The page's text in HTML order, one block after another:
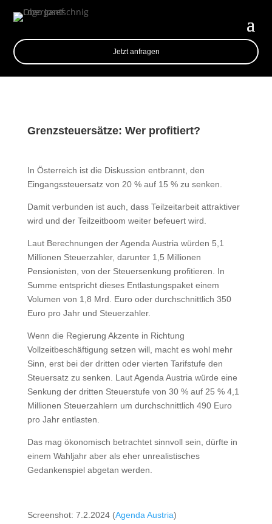
Jetzt anfragen
Grenzsteuersätze: Wer profitiert?
In Österreich ist die Diskussion entbrannt, den
Eingangssteuersatz von 20 % auf 15 % zu senken.
Damit verbunden ist auch, dass Teilzeitarbeit attraktiver
wird und der Teilzeitboom weiter befeuert wird.
Laut Berechnungen der Agenda Austria würden 5,1
Millionen Steuerzahler, darunter 1,5 Millionen
Pensionisten, von der Steuersenkung profitieren. In
Summe entspricht dieses Entlastungspaket einem
Volumen von 1,8 Mrd. Euro oder durchschnittlich 350
Euro pro Jahr und Steuerzahler.
Wenn die Regierung Akzente in Richtung
Vollzeitbeschäftigung setzen will, macht es wohl mehr
Sinn, erst bei der dritten oder vierten Tarifstufe den
Steuersatz zu senken. Laut Agenda Austria würde eine
Senkung der dritten Steuerstufe von 30 % auf 25 % 4,1
Millionen Steuerzahlern um durchschnittlich 490 Euro
pro Jahr entlasten.
Das mag ökonomisch betrachtet sinnvoll sein, dürfte in
einem Wahljahr aber als eher unrealistisches
Gedankenspiel abgetan werden.
Screenshot: 7.2.2024 (Agenda Austria)